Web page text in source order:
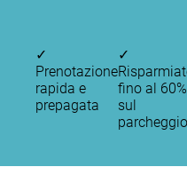
✓
Prenotazione
rapida e
prepagata
✓
fino al 60%
sul
parcheggio